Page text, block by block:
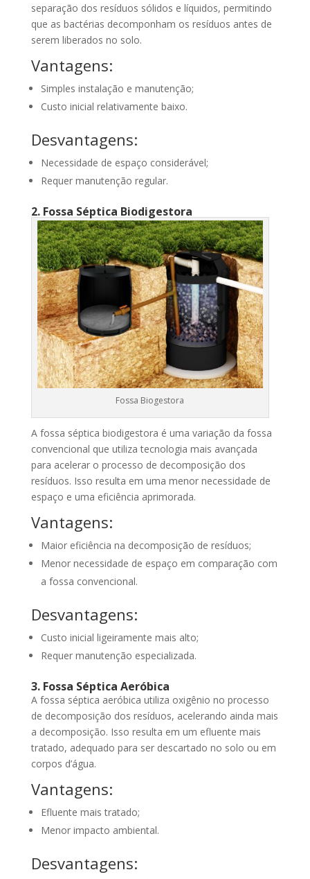
separação dos resíduos sólidos e líquidos, permitindo
que as bactérias decomponham os resíduos antes de
serem liberados no solo.
Vantagens:
Simples instalação e manutenção;
Custo inicial relativamente baixo.
Desvantagens:
Necessidade de espaço considerável;
Requer manutenção regular.
2. Fossa Séptica Biodigestora
Fossa Biogestora
A fossa séptica biodigestora é uma variação da fossa
convencional que utiliza tecnologia mais avançada
para acelerar o processo de decomposição dos
resíduos. Isso resulta em uma menor necessidade de
espaço e uma eficiência aprimorada.
Vantagens:
Maior eficiência na decomposição de resíduos;
Menor necessidade de espaço em comparação com
a fossa convencional.
Desvantagens:
Custo inicial ligeiramente mais alto;
Requer manutenção especializada.
3. Fossa Séptica Aeróbica
A fossa séptica aeróbica utiliza oxigênio no processo
de decomposição dos resíduos, acelerando ainda mais
a decomposição. Isso resulta em um efluente mais
tratado, adequado para ser descartado no solo ou em
corpos d’água.
Vantagens:
Efluente mais tratado;
Menor impacto ambiental.
Desvantagens: